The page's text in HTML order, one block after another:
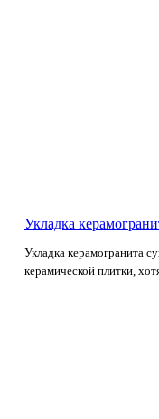
Укладка
Укладка керамогранита
керамической плитки,